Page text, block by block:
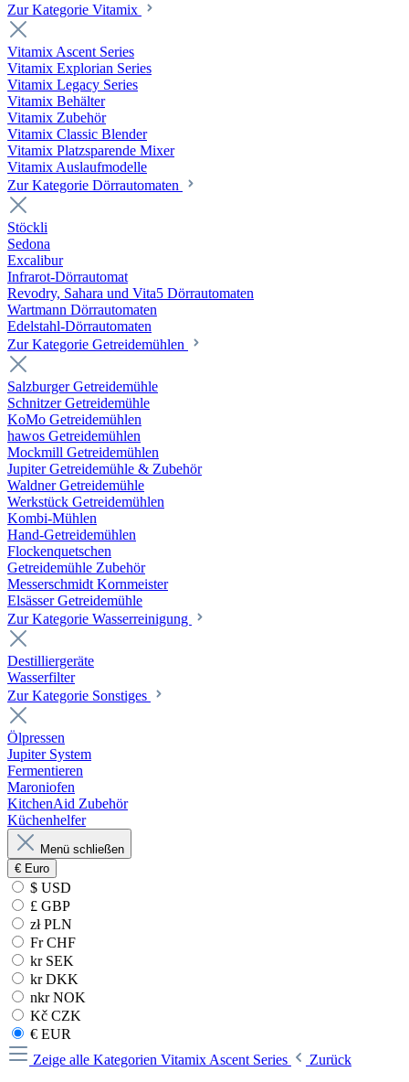
Zur Kategorie Vitamix
Vitamix Ascent Series
Vitamix Explorian Series
Vitamix Legacy Series
Vitamix Behälter
Vitamix Zubehör
Vitamix Classic Blender
Vitamix Platzsparende Mixer
Vitamix Auslaufmodelle
Zur Kategorie Dörrautomaten
Stöckli
Sedona
Excalibur
Infrarot-Dörrautomat
Revodry, Sahara und Vita5 Dörrautomaten
Wartmann Dörrautomaten
Edelstahl-Dörrautomaten
Zur Kategorie Getreidemühlen
Salzburger Getreidemühle
Schnitzer Getreidemühle
KoMo Getreidemühlen
hawos Getreidemühlen
Mockmill Getreidemühlen
Jupiter Getreidemühle & Zubehör
Waldner Getreidemühle
Werkstück Getreidemühlen
Kombi-Mühlen
Hand-Getreidemühlen
Flockenquetschen
Getreidemühle Zubehör
Messerschmidt Kornmeister
Elsässer Getreidemühle
Zur Kategorie Wasserreinigung
Destilliergeräte
Wasserfilter
Zur Kategorie Sonstiges
Ölpressen
Jupiter System
Fermentieren
Maroniofen
KitchenAid Zubehör
Küchenhelfer
Menü schließen
€ Euro
$ USD
£ GBP
zł PLN
Fr CHF
kr SEK
kr DKK
nkr NOK
Kč CZK
€ EUR
Zeige alle Kategorien Vitamix Ascent Series
Zurück